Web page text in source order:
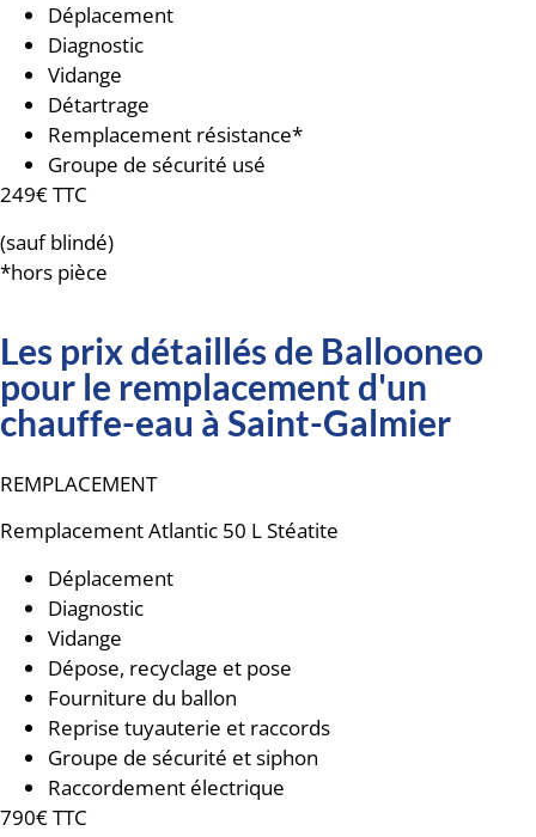
Déplacement
Diagnostic
Vidange
Détartrage
Remplacement résistance*
Groupe de sécurité usé
249€ TTC
(sauf blindé)
*hors pièce
Les prix détaillés de Ballooneo
pour le remplacement d'un
chauffe-eau à Saint-Galmier
REMPLACEMENT
RemplacementAtlantic 50 L Stéatite
Déplacement
Diagnostic
Vidange
Dépose, recyclage et pose
Fourniture du ballon
Reprise tuyauterie et raccords
Groupe de sécurité et siphon
Raccordement électrique
790€ TTC